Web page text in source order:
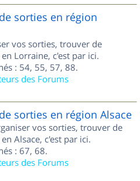
sorties en région
vos sorties, trouver de
Lorraine, c'est par ici.
: 54, 55, 57, 88.
des Forums
sorties en région Alsace
vos sorties, trouver de
Alsace, c'est par ici.
: 67, 68.
des Forums